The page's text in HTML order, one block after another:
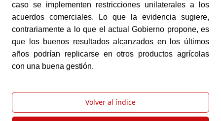
caso se implementen restricciones unilaterales a los
acuerdos comerciales. Lo que la evidencia sugiere,
contrariamente a lo que el actual Gobierno propone, es
que los buenos resultados alcanzados en los últimos
años podrían replicarse en otros productos agrícolas
con una buena gestión.
Volver al índice